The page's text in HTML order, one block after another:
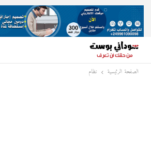
الصفحة الرئيسية نظام